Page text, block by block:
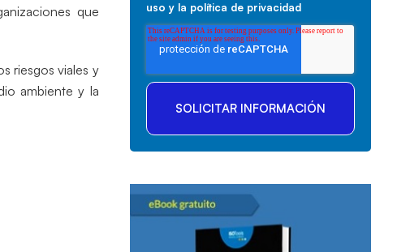
que
riesgos viales y
ambiente y la
uso y la política de privacidad